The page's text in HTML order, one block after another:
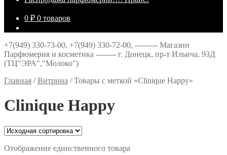
0 ₽ 0 товаров
+7(949) 330-73-00, +7(949) 330-72-00, --------- Магазин
Парфюмерия и косметика -------- г. Донецк, пр-т Ильича, 93Д
(ТЦ"ЭРА","Молоко")
Главная /Витрина /Товары с меткой «Clinique Happy»
Clinique Happy
Отображение единственного товара